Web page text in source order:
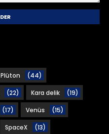
Plüton (44)
(22) Kara delik (19)
(17) Venüs (15)
SpaceX (13)